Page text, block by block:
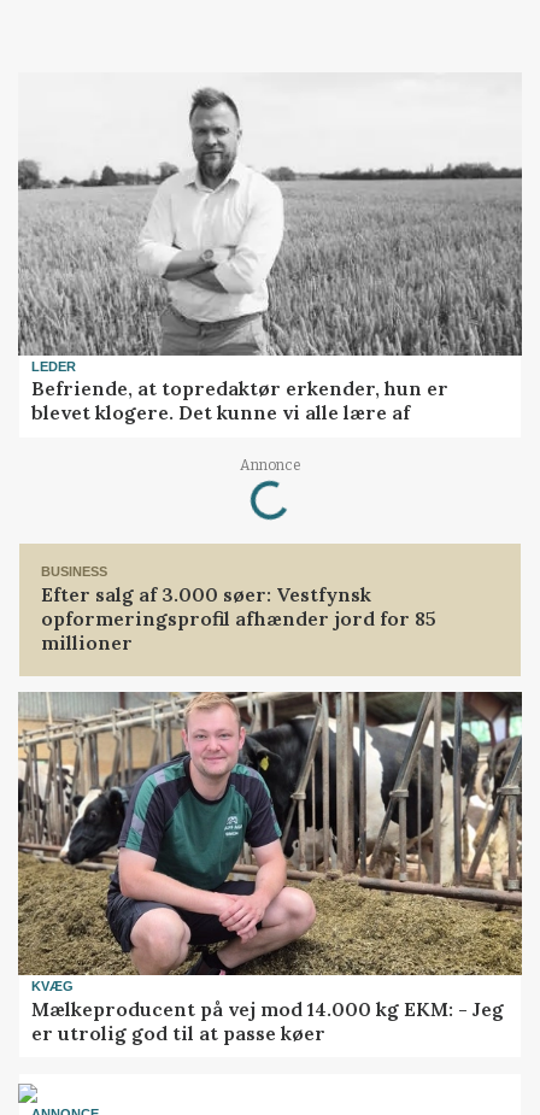
LEDER
Befriende, at topredaktør erkender, hun er
blevet klogere. Det kunne vi alle lære af
Annonce
Loading...
BUSINESS
Efter salg af 3.000 søer: Vestfynsk
opformeringsprofil afhænder jord for 85
millioner
KVÆG
Mælkeproducent på vej mod 14.000 kg EKM: - Jeg
er utrolig god til at passe køer